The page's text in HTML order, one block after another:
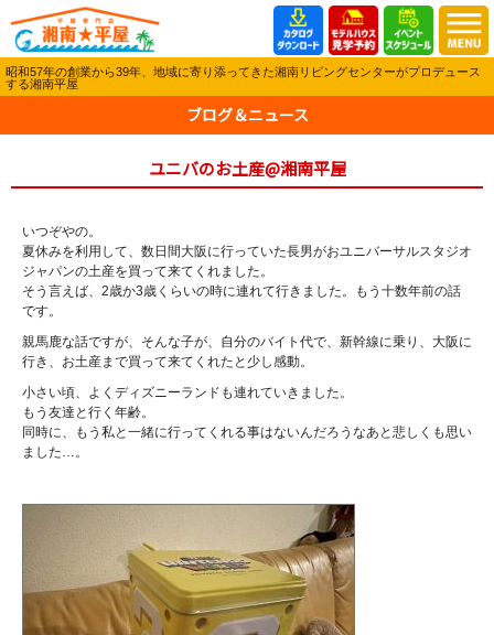
昭和57年の創業から39年、地域に寄り添ってきた湘南リビングセンターがプロデュース
する湘南平屋
ブログ＆ニュース
ユニバのお土産@湘南平屋
いつぞやの。
夏休みを利用して、数日間大阪に行っていた長男がおユニバーサルスタジオ
ジャパンの土産を買って来てくれました。
そう言えば、2歳か3歳くらいの時に連れて行きました。もう十数年前の話
です。
親馬鹿な話ですが、そんな子が、自分のバイト代で、新幹線に乗り、大阪に
行き、お土産まで買って来てくれたと少し感動。
小さい頃、よくディズニーランドも連れていきました。
もう友達と行く年齢。
同時に、もう私と一緒に行ってくれる事はないんだろうなあと悲しくも思い
ました…。